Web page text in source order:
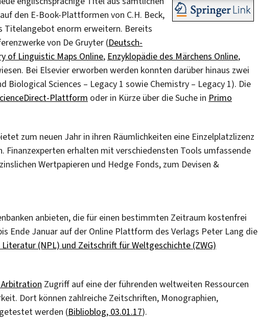
den E-Book-Plattformen von C.H. Beck,
Titelangebot enorm erweitern. Bereits
von De Gruyter (Deutsch-
of Linguistic Maps Online, Enzyklopädie des Märchens Online,
Bei Elsevier erworben werden konnten darüber hinaus zwei
Biological Sciences – Legacy 1 sowie Chemistry – Legacy 1). Die
Plattform oder in Kürze über die Suche in Primo
zum neuen Jahr in ihren Räumlichkeiten eine Einzelplatzlizenz
Finanzexperten erhalten mit verschiedensten Tools umfassende
Wertpapieren und Hedge Fonds, zum Devisen &
anbieten, die für einen bestimmten Zeitraum kostenfrei
Ende Januar auf der Online Plattform des Verlags Peter Lang die
(NPL) und Zeitschrift für Weltgeschichte (ZWG)
Zugriff auf eine der führenden weltweiten Ressourcen
Dort können zahlreiche Zeitschriften, Monographien,
werden (Biblioblog, 03.01.17).